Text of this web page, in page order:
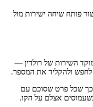
פותח שיחה ישירות מול
השירות של רולדין —
כך שכל פרט שסוכם עם
אצלם על הקו.